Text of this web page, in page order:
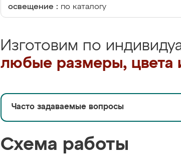
освещение : по каталогу
Изготовим по
любые размеры, цвета
Часто задаваемые вопросы
Схема работы